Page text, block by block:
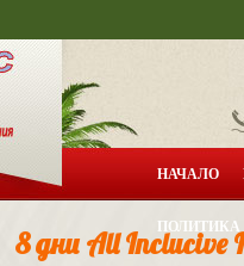
НАЧАЛО
8 дни All Inclucive